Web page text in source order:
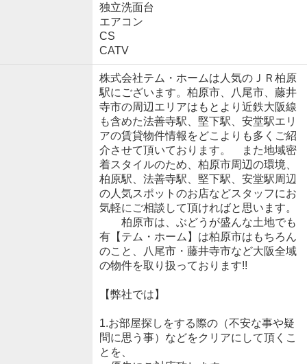
独立洗面台
エアコン
CS
CATV
株式会社テム・ホームは人気のＪＲ柏原
駅にございます。柏原市、八尾市、藤井
寺市の周辺エリアはもとより近鉄大阪線
も含めた法善寺駅、堅下駅、安堂駅エリ
アの賃貸物件情報をどこよりも多くご紹
介させて頂いております。 また地域密
着スタイルのため、柏原市周辺の環境、
柏原駅、法善寺駅、堅下駅、安堂駅周辺
の人気スポットのお店などスタッフにお
気軽にご相談して頂ければと思います。
柏原市は、ぶどうが盛んな土地でも
有【テム・ホーム】は柏原市はもちろん
のこと、八尾市・藤井寺市など大阪全域
の物件を取り扱っております!!
【弊社では】
1.お部屋探しをする際の（不安な事や疑
問に思う事）などをクリアにして頂くこ
とを、